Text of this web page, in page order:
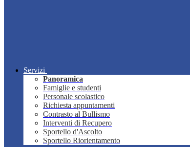
Servizi
Panoramica
Famiglie e studenti
Personale scolastico
Richiesta appuntamenti
Contrasto al Bullismo
Interventi di Recupero
Sportello d'Ascolto
Sportello Riorientamento